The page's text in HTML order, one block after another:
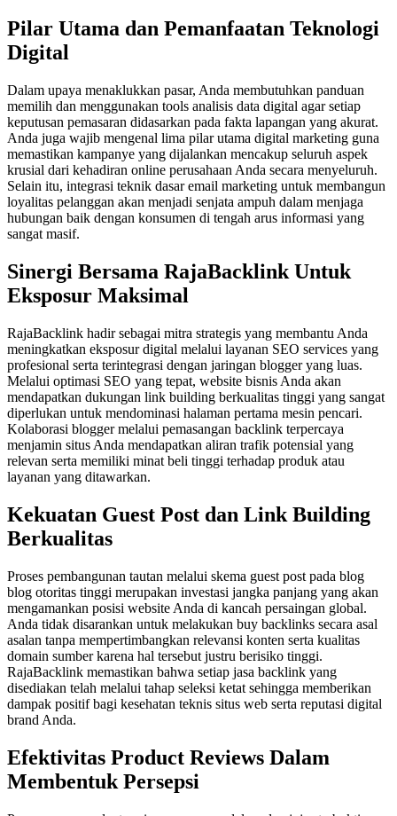
Pilar Utama dan Pemanfaatan Teknologi
Digital
Dalam upaya menaklukkan pasar, Anda membutuhkan panduan
memilih dan menggunakan tools analisis data digital agar setiap
keputusan pemasaran didasarkan pada fakta lapangan yang akurat.
Anda juga wajib mengenal lima pilar utama digital marketing guna
memastikan kampanye yang dijalankan mencakup seluruh aspek
krusial dari kehadiran online perusahaan Anda secara menyeluruh.
Selain itu, integrasi teknik dasar email marketing untuk membangun
loyalitas pelanggan akan menjadi senjata ampuh dalam menjaga
hubungan baik dengan konsumen di tengah arus informasi yang
sangat masif.
Sinergi Bersama RajaBacklink Untuk
Eksposur Maksimal
RajaBacklink hadir sebagai mitra strategis yang membantu Anda
meningkatkan eksposur digital melalui layanan SEO services yang
profesional serta terintegrasi dengan jaringan blogger yang luas.
Melalui optimasi SEO yang tepat, website bisnis Anda akan
mendapatkan dukungan link building berkualitas tinggi yang sangat
diperlukan untuk mendominasi halaman pertama mesin pencari.
Kolaborasi blogger melalui pemasangan backlink terpercaya
menjamin situs Anda mendapatkan aliran trafik potensial yang
relevan serta memiliki minat beli tinggi terhadap produk atau
layanan yang ditawarkan.
Kekuatan Guest Post dan Link Building
Berkualitas
Proses pembangunan tautan melalui skema guest post pada blog
blog otoritas tinggi merupakan investasi jangka panjang yang akan
mengamankan posisi website Anda di kancah persaingan global.
Anda tidak disarankan untuk melakukan buy backlinks secara asal
asalan tanpa mempertimbangkan relevansi konten serta kualitas
domain sumber karena hal tersebut justru berisiko tinggi.
RajaBacklink memastikan bahwa setiap jasa backlink yang
disediakan telah melalui tahap seleksi ketat sehingga memberikan
dampak positif bagi kesehatan teknis situs web serta reputasi digital
brand Anda.
Efektivitas Product Reviews Dalam
Membentuk Persepsi